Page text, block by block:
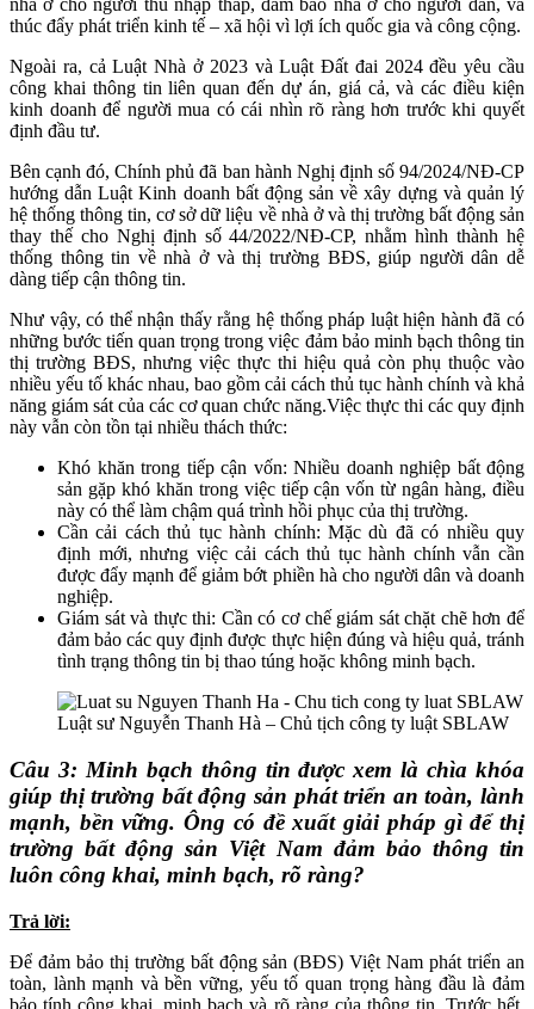
nhà ở cho người thu nhập thấp, đảm bảo nhà ở cho người dân, và
thúc đẩy phát triển kinh tế – xã hội vì lợi ích quốc gia và công cộng.
Ngoài ra, cả Luật Nhà ở 2023 và Luật Đất đai 2024 đều yêu cầu
công khai thông tin liên quan đến dự án, giá cả, và các điều kiện
kinh doanh để người mua có cái nhìn rõ ràng hơn trước khi quyết
định đầu tư.
Bên cạnh đó, Chính phủ đã ban hành Nghị định số 94/2024/NĐ-CP
hướng dẫn Luật Kinh doanh bất động sản về xây dựng và quản lý
hệ thống thông tin, cơ sở dữ liệu về nhà ở và thị trường bất động sản
thay thế cho Nghị định số 44/2022/NĐ-CP, nhằm hình thành hệ
thống thông tin về nhà ở và thị trường BĐS, giúp người dân dễ
dàng tiếp cận thông tin.
Như vậy, có thể nhận thấy rằng hệ thống pháp luật hiện hành đã có
những bước tiến quan trọng trong việc đảm bảo minh bạch thông tin
thị trường BĐS, nhưng việc thực thi hiệu quả còn phụ thuộc vào
nhiều yếu tố khác nhau, bao gồm cải cách thủ tục hành chính và khả
năng giám sát của các cơ quan chức năng.Việc thực thi các quy định
này vẫn còn tồn tại nhiều thách thức:
Khó khăn trong tiếp cận vốn: Nhiều doanh nghiệp bất động
sản gặp khó khăn trong việc tiếp cận vốn từ ngân hàng, điều
này có thể làm chậm quá trình hồi phục của thị trường.
Cần cải cách thủ tục hành chính: Mặc dù đã có nhiều quy
định mới, nhưng việc cải cách thủ tục hành chính vẫn cần
được đẩy mạnh để giảm bớt phiền hà cho người dân và doanh
nghiệp.
Giám sát và thực thi: Cần có cơ chế giám sát chặt chẽ hơn để
đảm bảo các quy định được thực hiện đúng và hiệu quả, tránh
tình trạng thông tin bị thao túng hoặc không minh bạch.
Luật sư Nguyễn Thanh Hà – Chủ tịch công ty luật SBLAW
Câu 3: Minh bạch thông tin được xem là chìa khóa
giúp thị trường bất động sản phát triển an toàn, lành
mạnh, bền vững. Ông có đề xuất giải pháp gì để thị
trường bất động sản Việt Nam đảm bảo thông tin
luôn công khai, minh bạch, rõ ràng?
Trả lời:
Để đảm bảo thị trường bất động sản (BĐS) Việt Nam phát triển an
toàn, lành mạnh và bền vững, yếu tố quan trọng hàng đầu là đảm
bảo tính công khai, minh bạch và rõ ràng của thông tin. Trước hết,